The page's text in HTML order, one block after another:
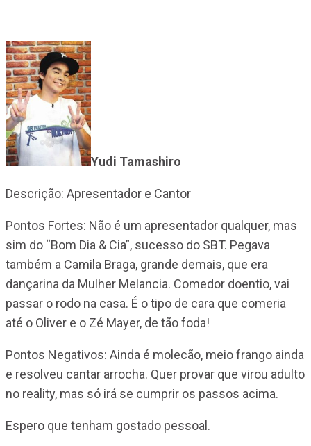
Yudi Tamashiro
Descrição: Apresentador e Cantor
Pontos Fortes: Não é um apresentador qualquer, mas
sim do “Bom Dia & Cia”, sucesso do SBT. Pegava
também a Camila Braga, grande demais, que era
dançarina da Mulher Melancia. Comedor doentio, vai
passar o rodo na casa. É o tipo de cara que comeria
até o Oliver e o Zé Mayer, de tão foda!
Pontos Negativos: Ainda é molecão, meio frango ainda
e resolveu cantar arrocha. Quer provar que virou adulto
no reality, mas só irá se cumprir os passos acima.
Espero que tenham gostado pessoal.